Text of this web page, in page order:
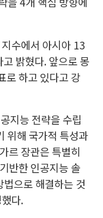
수에서 아시아 13
밝혔다. 앞으로 몽
로 하고 있다고 강
지능 전략을 수립
위해 국가적 특성과
르 장관은 특별히
반한 인공지능 솔
으로 해결하는 것
다.